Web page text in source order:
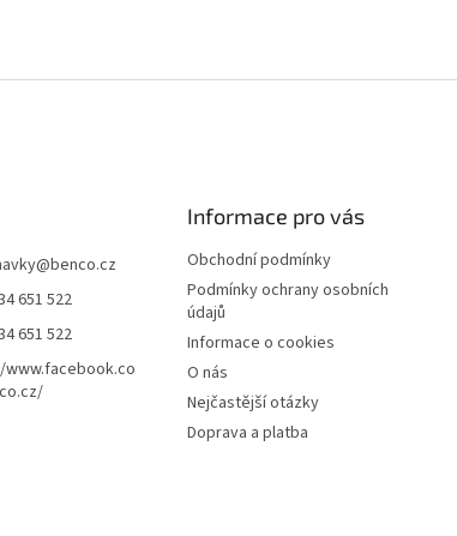
@benco.cz
651 522
651 522
Informace pro vás
Obchodní podmínky
Podmínky ochrany osobních
údajů
Informace o cookies
O nás
Nejčastější otázky
Doprava a platba